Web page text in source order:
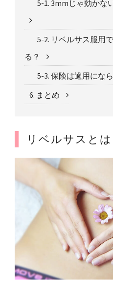
5-1. 3mmじゃ効かな
5-2. リベルサス服用
る？
5-3. 保険は適用にな
6. まとめ
リベルサスとは